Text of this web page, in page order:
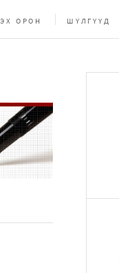
ЭХ ОРОН ШҮЛГҮҮД